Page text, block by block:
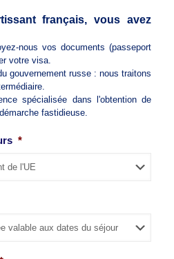
français, vous avez
nous vos documents (passeport
votre visa.
gouvernement russe : nous traitons
spécialisée dans l'obtention de
fastidieuse.
*